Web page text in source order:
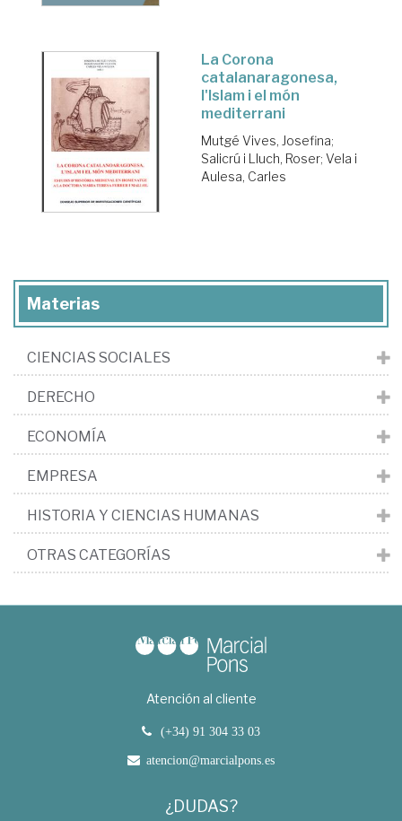
La Corona
catalanaragonesa,
l'Islam i el món
mediterrani
Mutgé Vives, Josefina;
Salicrú i Lluch, Roser; Vela i
Aulesa, Carles
Materias
CIENCIAS SOCIALES
DERECHO
ECONOMÍA
EMPRESA
HISTORIA Y CIENCIAS HUMANAS
OTRAS CATEGORÍAS
Atención al cliente
(+34) 91 304 33 03
atencion@marcialpons.es
¿DUDAS?